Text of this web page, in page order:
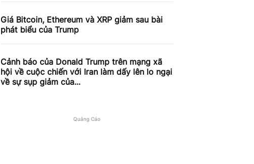
Giá Bitcoin, Ethereum và XRP giảm sau bài
phát biểu của Trump
Cảnh báo của Donald Trump trên mạng xã
hội về cuộc chiến với Iran làm dấy lên lo ngại
về sự sụp giảm của...
Quảng Cáo